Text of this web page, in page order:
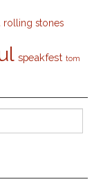
rolling stones
speakfest tom